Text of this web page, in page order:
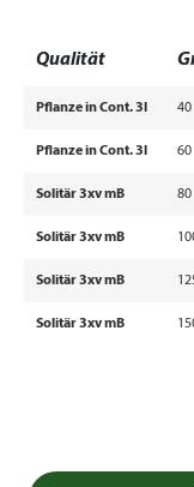
Qualität
Pflanze in Cont. 3l 40
Pflanze in Cont. 3l 60
Solitär 3xv mB 80
Solitär 3xv mB
Solitär 3xv mB
Solitär 3xv mB